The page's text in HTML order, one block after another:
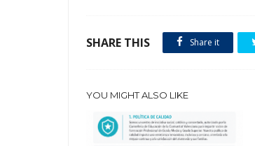
SHARE THIS Share it
YOU MIGHT ALSO LIKE